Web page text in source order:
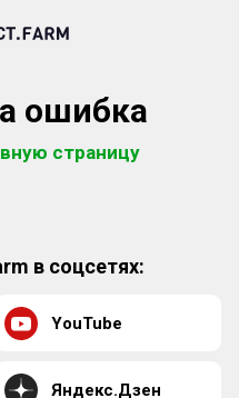
ошибка
страницу
в соцсетях:
YouTube
Яндекс.Дзен